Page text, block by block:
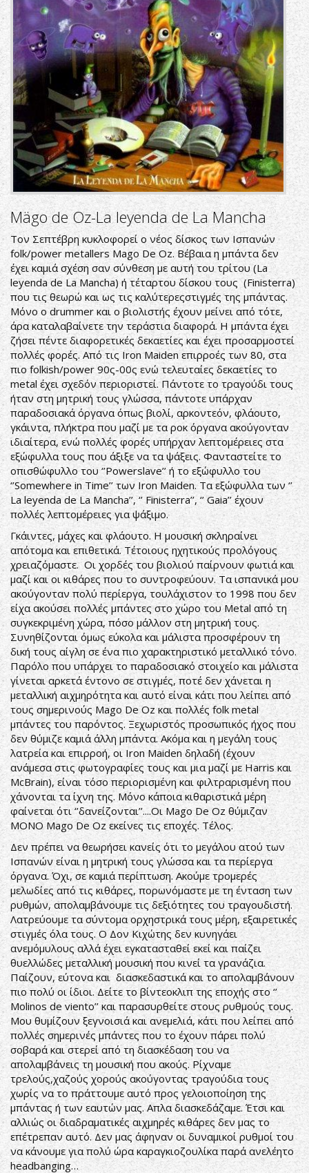
Mägo de Oz-La leyenda de La Mancha
Τον Σεπτέβρη κυκλοφορεί ο νέος δίσκος των Ισπανών
folk/power metallers Mago De Oz. Βέβαια η μπάντα δεν
έχει καμιά σχέση σαν σύνθεση με αυτή του τρίτου (La
leyenda de La Mancha) ή τέταρτου δίσκου τους (Finisterra)
που τις θεωρώ και ως τις καλύτερεςστιγμές της μπάντας.
Μόνο ο drummer και ο βιολιστής έχουν μείνει από τότε,
άρα καταλαβαίνετε την τεράστια διαφορά. Η μπάντα έχει
ζήσει πέντε διαφορετικές δεκαετίες και έχει προσαρμοστεί
πολλές φορές. Από τις Iron Maiden επιρροές των 80, στα
πιο folkish/power 90ς-00ς ενώ τελευταίες δεκαετίες το
metal έχει σχεδόν περιοριστεί. Πάντοτε το τραγούδι τους
ήταν στη μητρική τους γλώσσα, πάντοτε υπάρχαν
παραδοσιακά όργανα όπως βιολί, αρκοντεόν, φλάουτο,
γκάιντα, πλήκτρα που μαζί με τα ροκ όργανα ακούγονταν
ιδιαίτερα, ενώ πολλές φορές υπήρχαν λεπτομέρειες στα
εξώφυλλα τους που άξιξε να τα ψάξεις. Φανταστείτε το
οπισθώφυλλο του ‘’Powerslave’’ ή το εξώφυλλο του
‘’Somewhere in Time’’ των Iron Maiden. Τα εξώφυλλα των ‘’
La leyenda de La Mancha’’, ‘’ Finisterra’’, ‘’ Gaia’’ έχουν
πολλές λεπτομέρειες για ψάξιμο.
Γκάιντες, μάχες και φλάουτο. Η μουσική σκληραίνει
απότομα και επιθετικά. Τέτοιους ηχητικούς προλόγους
χρειαζόμαστε. Οι χορδές του βιολιού παίρνουν φωτιά και
μαζί και οι κιθάρες που το συντροφεύουν. Τα ισπανικά μου
ακούγονταν πολύ περίεργα, τουλάχιστον το 1998 που δεν
είχα ακούσει πολλές μπάντες στο χώρο του Metal από τη
συγκεκριμένη χώρα, πόσο μάλλον στη μητρική τους.
Συνηθίζονται όμως εύκολα και μάλιστα προσφέρουν τη
δική τους αίγλη σε ένα πιο χαρακτηριστικό μεταλλικό τόνο.
Παρόλο που υπάρχει το παραδοσιακό στοιχείο και μάλιστα
γίνεται αρκετά έντονο σε στιγμές, ποτέ δεν χάνεται η
μεταλλική αιχμηρότητα και αυτό είναι κάτι που λείπει από
τους σημερινούς Mago De Oz και πολλές folk metal
μπάντες του παρόντος. Ξεχωριστός προσωπικός ήχος που
δεν θύμιζε καμιά άλλη μπάντα. Ακόμα και η μεγάλη τους
λατρεία και επιρροή, οι Iron Maiden δηλαδή (έχουν
ανάμεσα στις φωτογραφίες τους και μια μαζί με Harris και
McBrain), είναι τόσο περιορισμένη και φιλτραρισμένη που
χάνονται τα ίχνη της. Μόνο κάποια κιθαριστικά μέρη
φαίνεται ότι ‘’δανείζονται’’....Οι Mago De Oz θύμιζαν
ΜΟΝΟ Mago De Oz εκείνες τις εποχές. Τέλος.
Δεν πρέπει να θεωρήσει κανείς ότι το μεγάλου ατού των
Ισπανών είναι η μητρική τους γλώσσα και τα περίεργα
όργανα. Όχι, σε καμιά περίπτωση. Ακούμε τρομερές
μελωδίες από τις κιθάρες, πορωνόμαστε με τη ένταση των
ρυθμών, απολαμβάνουμε τις δεξιότητες του τραγουδιστή.
Λατρεύουμε τα σύντομα ορχηστρικά τους μέρη, εξαιρετικές
στιγμές όλα τους. Ο Δον Κιχώτης δεν κυνηγάει
ανεμόμυλους αλλά έχει εγκατασταθεί εκεί και παίζει
θυελλώδες μεταλλική μουσική που κινεί τα γρανάζια.
Παίζουν, εύτονα και διασκεδαστικά και το απολαμβάνουν
πιο πολύ οι ίδιοι. Δείτε το βίντεοκλιπ της εποχής στο ‘’
Molinos de viento’’ και παρασυρθείτε στους ρυθμούς τους.
Μου θυμίζουν ξεγνοισιά και ανεμελιά, κάτι που λείπει από
πολλές σημερινές μπάντες που το έχουν πάρει πολύ
σοβαρά και στερεί από τη διασκέδαση του να
απολαμβάνεις τη μουσική που ακούς. Ρίχναμε
τρελούς,χαζούς χορούς ακούγοντας τραγούδια τους
χωρίς να το πράττουμε αυτό προς γελοιοποίηση της
μπάντας ή των εαυτών μας. Απλα διασκεδάζαμε. Έτσι και
αλλιώς οι διαδραματικές αιχμηρές κιθάρες δεν μας το
επέτρεπαν αυτό. Δεν μας άφηναν οι δυναμικοί ρυθμοί του
να κάνουμε για πολύ ώρα καραγκιοζουλίκα παρά ανελέητο
headbanging…